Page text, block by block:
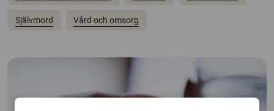
Självmord Vård och omsorg